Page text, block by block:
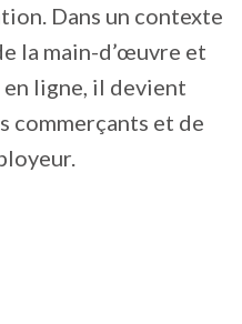
Dans un contexte
la main-d’œuvre et
en ligne, il devient
commerçants et de